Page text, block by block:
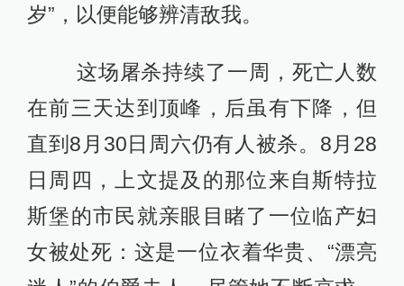
岁”，以便能够辨清敌我。
这场屠杀持续了一周，死亡人数
在前三天达到顶峰，后虽有下降，但
直到8月30日周六仍有人被杀。8月28
日周四，上文提及的那位来自斯特拉
斯堡的市民就亲眼目睹了一位临产妇
女被处死：这是一位衣着华贵、“漂亮